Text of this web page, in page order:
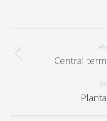
entre
proyectosCentral